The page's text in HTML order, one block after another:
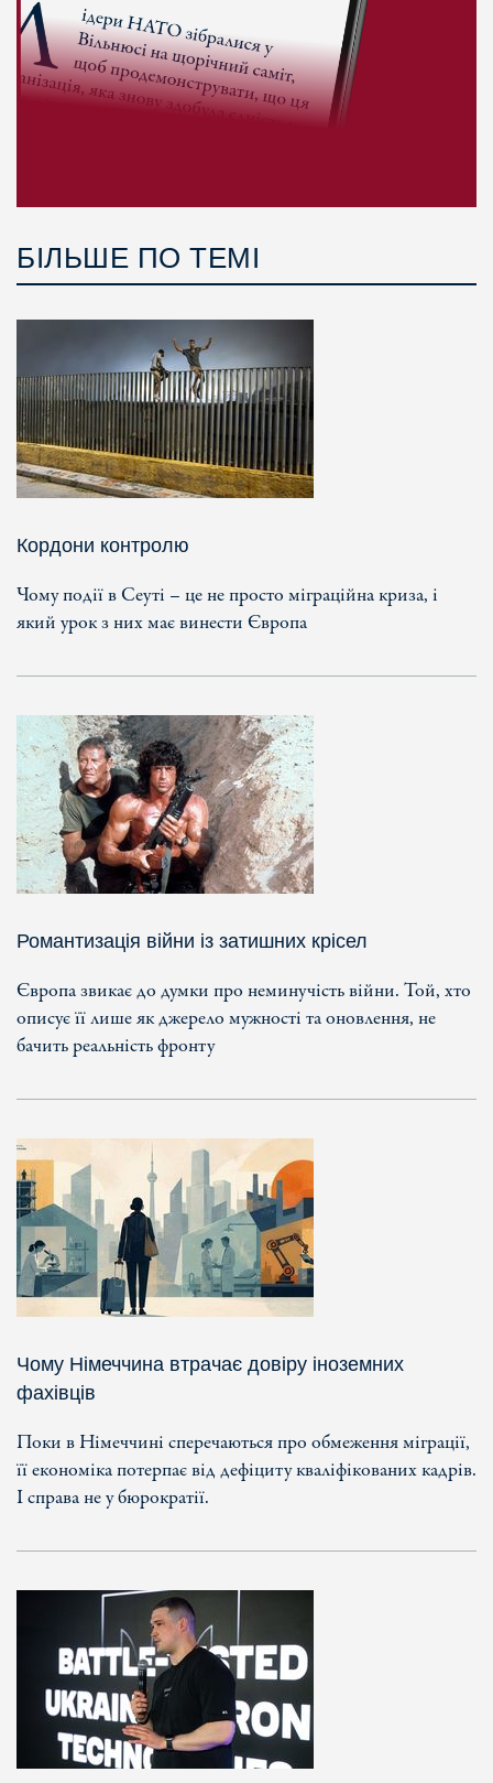
БІЛЬШЕ ПО ТЕМІ
Кордони контролю
Чому події в Сеуті – це не просто міграційна криза, і
який урок з них має винести Європа
Романтизація війни із затишних крісел
Європа звикає до думки про неминучість війни. Той, хто
описує її лише як джерело мужності та оновлення, не
бачить реальність фронту
Чому Німеччина втрачає довіру іноземних
фахівців
Поки в Німеччині сперечаються про обмеження міграції,
її економіка потерпає від дефіциту кваліфікованих кадрів.
І справа не у бюрократії.